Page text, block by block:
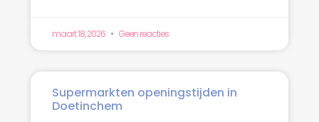
maart 18, 2026 Geen reacties
Supermarkten openingstijden in
Doetinchem